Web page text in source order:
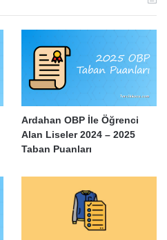
Ardahan OBP İle Öğrenci
Alan Liseler 2024 – 2025
Taban Puanları